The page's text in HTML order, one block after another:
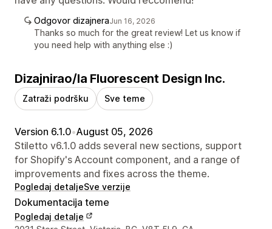
Odgovor dizajneraJun 16, 2026
Thanks so much for the great review! Let us know if
you need help with anything else :)
Dizajnirao/la Fluorescent Design Inc.
Zatraži podršku Sve teme
Version 6.1.0•August 05, 2026
Stiletto v6.1.0 adds several new sections, support
for Shopify's Account component, and a range of
improvements and fixes across the theme.
Pogledaj detaljeSve verzije
Dokumentacija teme
Pogledaj detalje